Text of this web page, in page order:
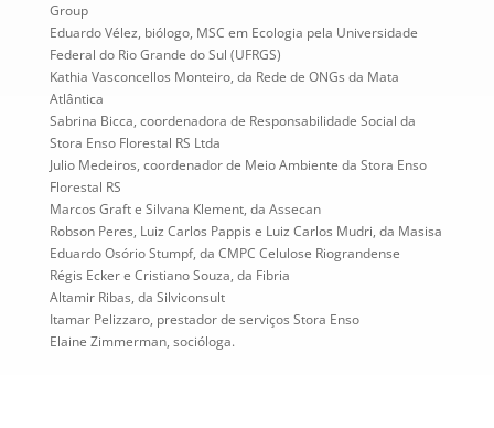
Group
Eduardo Vélez, biólogo, MSC em Ecologia pela Universidade
Federal do Rio Grande do Sul (UFRGS)
Kathia Vasconcellos Monteiro, da Rede de ONGs da Mata
Atlântica
Sabrina Bicca, coordenadora de Responsabilidade Social da
Stora Enso Florestal RS Ltda
Julio Medeiros, coordenador de Meio Ambiente da Stora Enso
Florestal RS
Marcos Graft e Silvana Klement, da Assecan
Robson Peres, Luiz Carlos Pappis e Luiz Carlos Mudri, da Masisa
Eduardo Osório Stumpf, da CMPC Celulose Riograndense
Régis Ecker e Cristiano Souza, da Fibria
Altamir Ribas, da Silviconsult
Itamar Pelizzaro, prestador de serviços Stora Enso
Elaine Zimmerman, socióloga.